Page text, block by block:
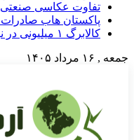
تفاوت عکاسی صنعتی
پاکستان هاب صادرات
کالابرگ ۱ میلیونی در نبرد با تورم سه‌رقمی
جمعه , ۱۶ مرداد ۱۴۰۵